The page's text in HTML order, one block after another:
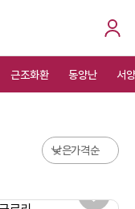
근조화환 동양난 서